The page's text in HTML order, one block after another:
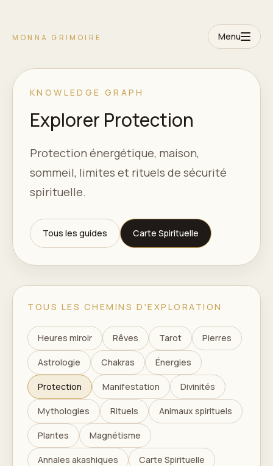
MONNA GRIMOIRE Menu
KNOWLEDGE GRAPH
Explorer Protection
Protection énergétique, maison,
sommeil, limites et rituels de sécurité
spirituelle.
Tous les guides Carte Spirituelle
TOUS LES CHEMINS D'EXPLORATION
Heures miroir Rêves Tarot Pierres
Astrologie Chakras Énergies
Protection Manifestation Divinités
Mythologies Rituels Animaux spirituels
Plantes Magnétisme
Annales akashiques Carte Spirituelle